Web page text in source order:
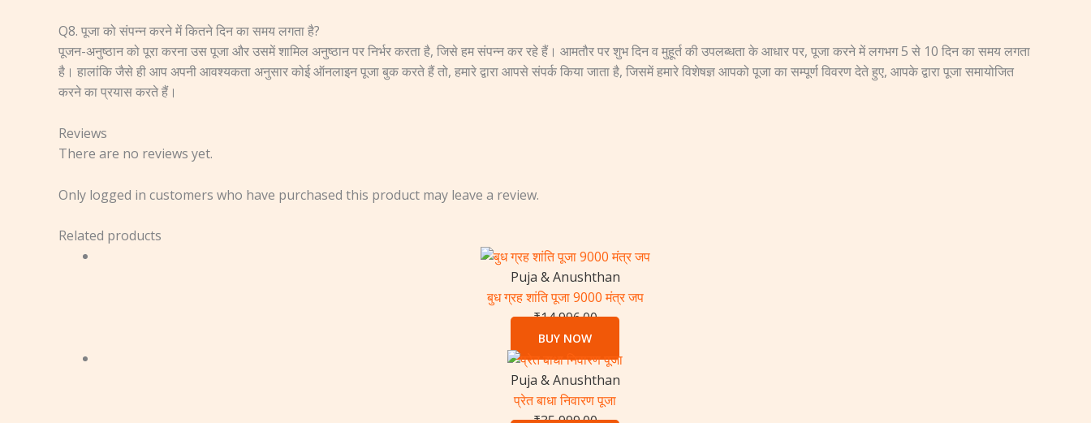
Q8. पूजा को संपन्न करने में कितने दिन का समय लगता है?
पूजन-अनुष्ठान को पूरा करना उस पूजा और उसमें शामिल अनुष्ठान पर निर्भर करता है, जिसे हम संपन्न कर रहे हैं। आमतौर पर शुभ दिन व मुहूर्त की उपलब्धता के आधार पर, पूजा करने में लगभग 5 से 10 दिन का समय लगता
है। हालांकि जैसे ही आप अपनी आवश्यकता अनुसार कोई ऑनलाइन पूजा बुक करते हैं तो, हमारे द्वारा आपसे संपर्क किया जाता है, जिसमें हमारे विशेषज्ञ आपको पूजा का सम्पूर्ण विवरण देते हुए, आपके द्वारा पूजा समायोजित
करने का प्रयास करते हैं।
Reviews
There are no reviews yet.
Only logged in customers who have purchased this product may leave a review.
Related products
Puja & Anushthan
बुध ग्रह शांति पूजा 9000 मंत्र जप
₹14,996.00
BUY NOW
Puja & Anushthan
प्रेत बाधा निवारण पूजा